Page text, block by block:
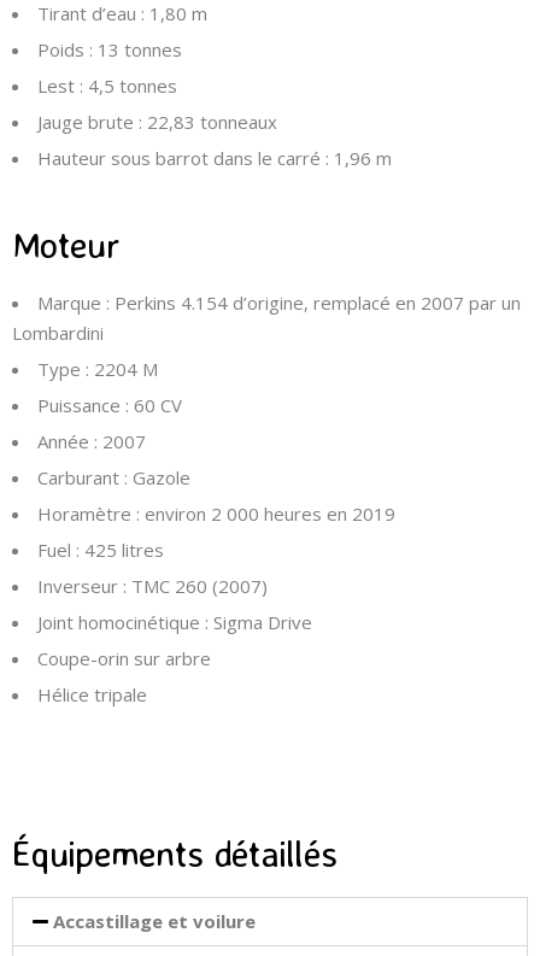
Tirant d’eau : 1,80 m
Poids : 13 tonnes
Lest : 4,5 tonnes
Jauge brute : 22,83 tonneaux
Hauteur sous barrot dans le carré : 1,96 m
Moteur
Marque : Perkins 4.154 d’origine, remplacé en 2007 par un
Lombardini
Type : 2204 M
Puissance : 60 CV
Année : 2007
Carburant : Gazole
Horamètre : environ 2 000 heures en 2019
Fuel : 425 litres
Inverseur : TMC 260 (2007)
Joint homocinétique : Sigma Drive
Coupe-orin sur arbre
Hélice tripale
Équipements détaillés
Accastillage et voilure